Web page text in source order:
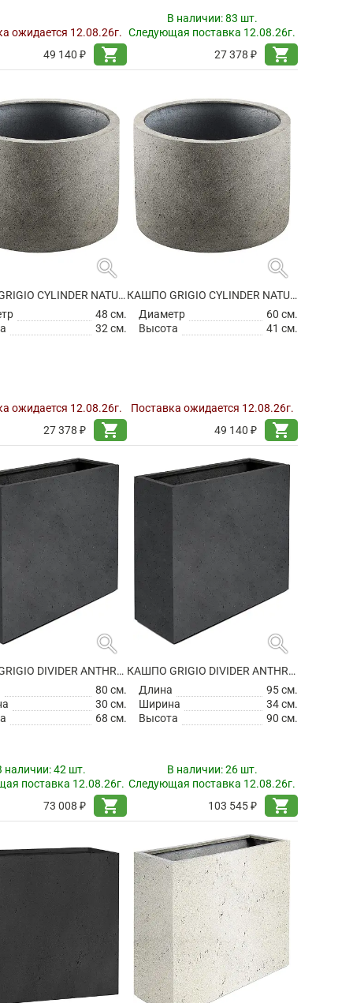
ожидается 12.08.26г.
49 140 ₽
shopping_cart
В наличии:83 шт.
Следующая поставка 12.08.26г.
27 378 ₽
shopping_cart
search
КАШПО GRIGIO CYLINDER NATURAL CONCRETE
48 см.
32 см.
ожидается 12.08.26г.
27 378 ₽
shopping_cart
search
КАШПО GRIGIO CYLINDER NATURAL CONCRETE
Диаметр
60 см.
Высота
41 см.
Поставка ожидается 12.08.26г.
49 140 ₽
shopping_cart
search
КАШПО GRIGIO DIVIDER ANTHRACITE НА КОЛЕСИКАХ
80 см.
30 см.
68 см.
наличии:42 шт.
поставка 12.08.26г.
73 008 ₽
shopping_cart
search
КАШПО GRIGIO DIVIDER ANTHRACITE НА КОЛЕСИКАХ
Длина
95 см.
Ширина
34 см.
Высота
90 см.
В наличии:26 шт.
Следующая поставка 12.08.26г.
103 545 ₽
shopping_cart